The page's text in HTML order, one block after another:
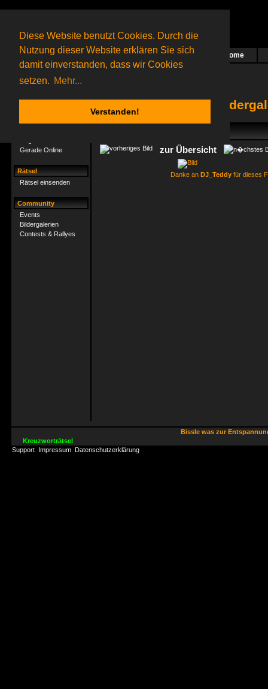
Diese Website benutzt Cookies. Durch die
Nutzung dieser Website erklären Sie sich
damit einverstanden, dass wir Cookies
setzen. Mehr...
Verstanden!
Das nächste Rätsel ist in Arbeit Home
67 Gagolganeronline(0 registrierte und 67 Gäste)
Gagolganer:
9732Rätsel online:
Gerade Online
Rätsel
Rätsel einsenden
Community
Events
Bildergalerien
Contests & Rallyes
zur Übersicht
Danke an DJ_Teddy für dieses
Bissle was zur
Kreuzworträtsel
Support Impressum Datenschutzerklärung